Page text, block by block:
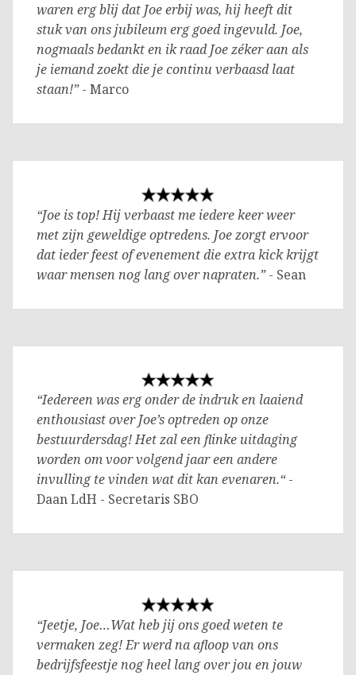
waren erg blij dat Joe erbij was, hij heeft dit
stuk van ons jubileum erg goed ingevuld. Joe,
nogmaals bedankt en ik raad Joe zéker aan als
je iemand zoekt die je continu verbaasd laat
staan!”- Marco
“Joe is top! Hij verbaast me iedere keer weer
met zijn geweldige optredens. Joe zorgt ervoor
dat ieder feest of evenement die extra kick krijgt
waar mensen nog lang over napraten.”- Sean
“Iedereen was erg onder de indruk en laaiend
enthousiast over Joe’s optreden op onze
bestuurdersdag! Het zal een flinke uitdaging
worden om voor volgend jaar een andere
invulling te vinden wat dit kan evenaren.“-
Daan LdH - Secretaris SBO
“Jeetje, Joe…Wat heb jij ons goed weten te
vermaken zeg! Er werd na afloop van ons
bedrijfsfeestje nog heel lang over jou en jouw